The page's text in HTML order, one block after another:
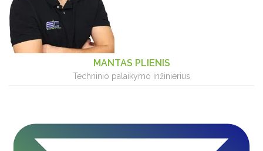
MANTAS PLIENIS
Techninio palaikymo inžinierius